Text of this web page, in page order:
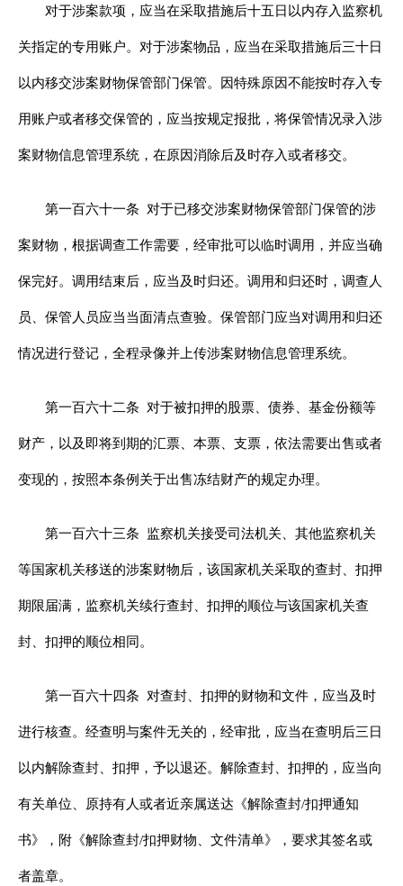
对于涉案款项，应当在采取措施后十五日以内存入监察机
关指定的专用账户。对于涉案物品，应当在采取措施后三十日
以内移交涉案财物保管部门保管。因特殊原因不能按时存入专
用账户或者移交保管的，应当按规定报批，将保管情况录入涉
案财物信息管理系统，在原因消除后及时存入或者移交。
第一百六十一条 对于已移交涉案财物保管部门保管的涉
案财物，根据调查工作需要，经审批可以临时调用，并应当确
保完好。调用结束后，应当及时归还。调用和归还时，调查人
员、保管人员应当当面清点查验。保管部门应当对调用和归还
情况进行登记，全程录像并上传涉案财物信息管理系统。
第一百六十二条 对于被扣押的股票、债券、基金份额等
财产，以及即将到期的汇票、本票、支票，依法需要出售或者
变现的，按照本条例关于出售冻结财产的规定办理。
第一百六十三条 监察机关接受司法机关、其他监察机关
等国家机关移送的涉案财物后，该国家机关采取的查封、扣押
期限届满，监察机关续行查封、扣押的顺位与该国家机关查
封、扣押的顺位相同。
第一百六十四条 对查封、扣押的财物和文件，应当及时
进行核查。经查明与案件无关的，经审批，应当在查明后三日
以内解除查封、扣押，予以退还。解除查封、扣押的，应当向
有关单位、原持有人或者近亲属送达《解除查封/扣押通知
书》，附《解除查封/扣押财物、文件清单》，要求其签名或
者盖章。